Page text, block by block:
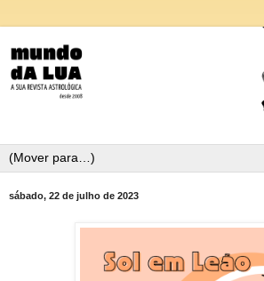
sábado, 22 de julho de 2023